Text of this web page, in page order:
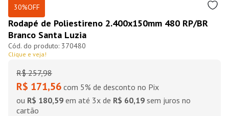
30%OFF
Rodapé de Poliestireno 2.400x150mm 480 RP/BR
Branco Santa Luzia
370480
Clique e veja!
R$ 257,98
R$ 171,56 com 5% de desconto no Pix
ou R$ 180,59 em até 3x de R$ 60,19 sem juros no
cartão